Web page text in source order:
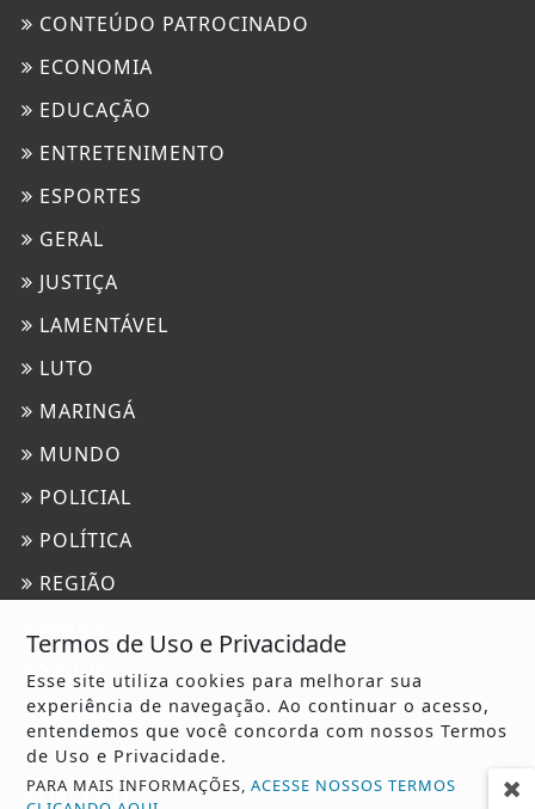
CONTEÚDO PATROCINADO
ECONOMIA
EDUCAÇÃO
ENTRETENIMENTO
ESPORTES
GERAL
JUSTIÇA
LAMENTÁVEL
LUTO
MARINGÁ
MUNDO
POLICIAL
POLÍTICA
REGIÃO
SAÚDE
TECNOLOGIA & INOVAÇÃO
TRAGÉDIA
URGENTE
Termos de Uso e Privacidade
Esse site utiliza cookies para melhorar sua
experiência de navegação. Ao continuar o acesso,
entendemos que você concorda com nossos Termos
de Uso e Privacidade.
PARA MAIS INFORMAÇÕES,ACESSE NOSSOS TERMOS